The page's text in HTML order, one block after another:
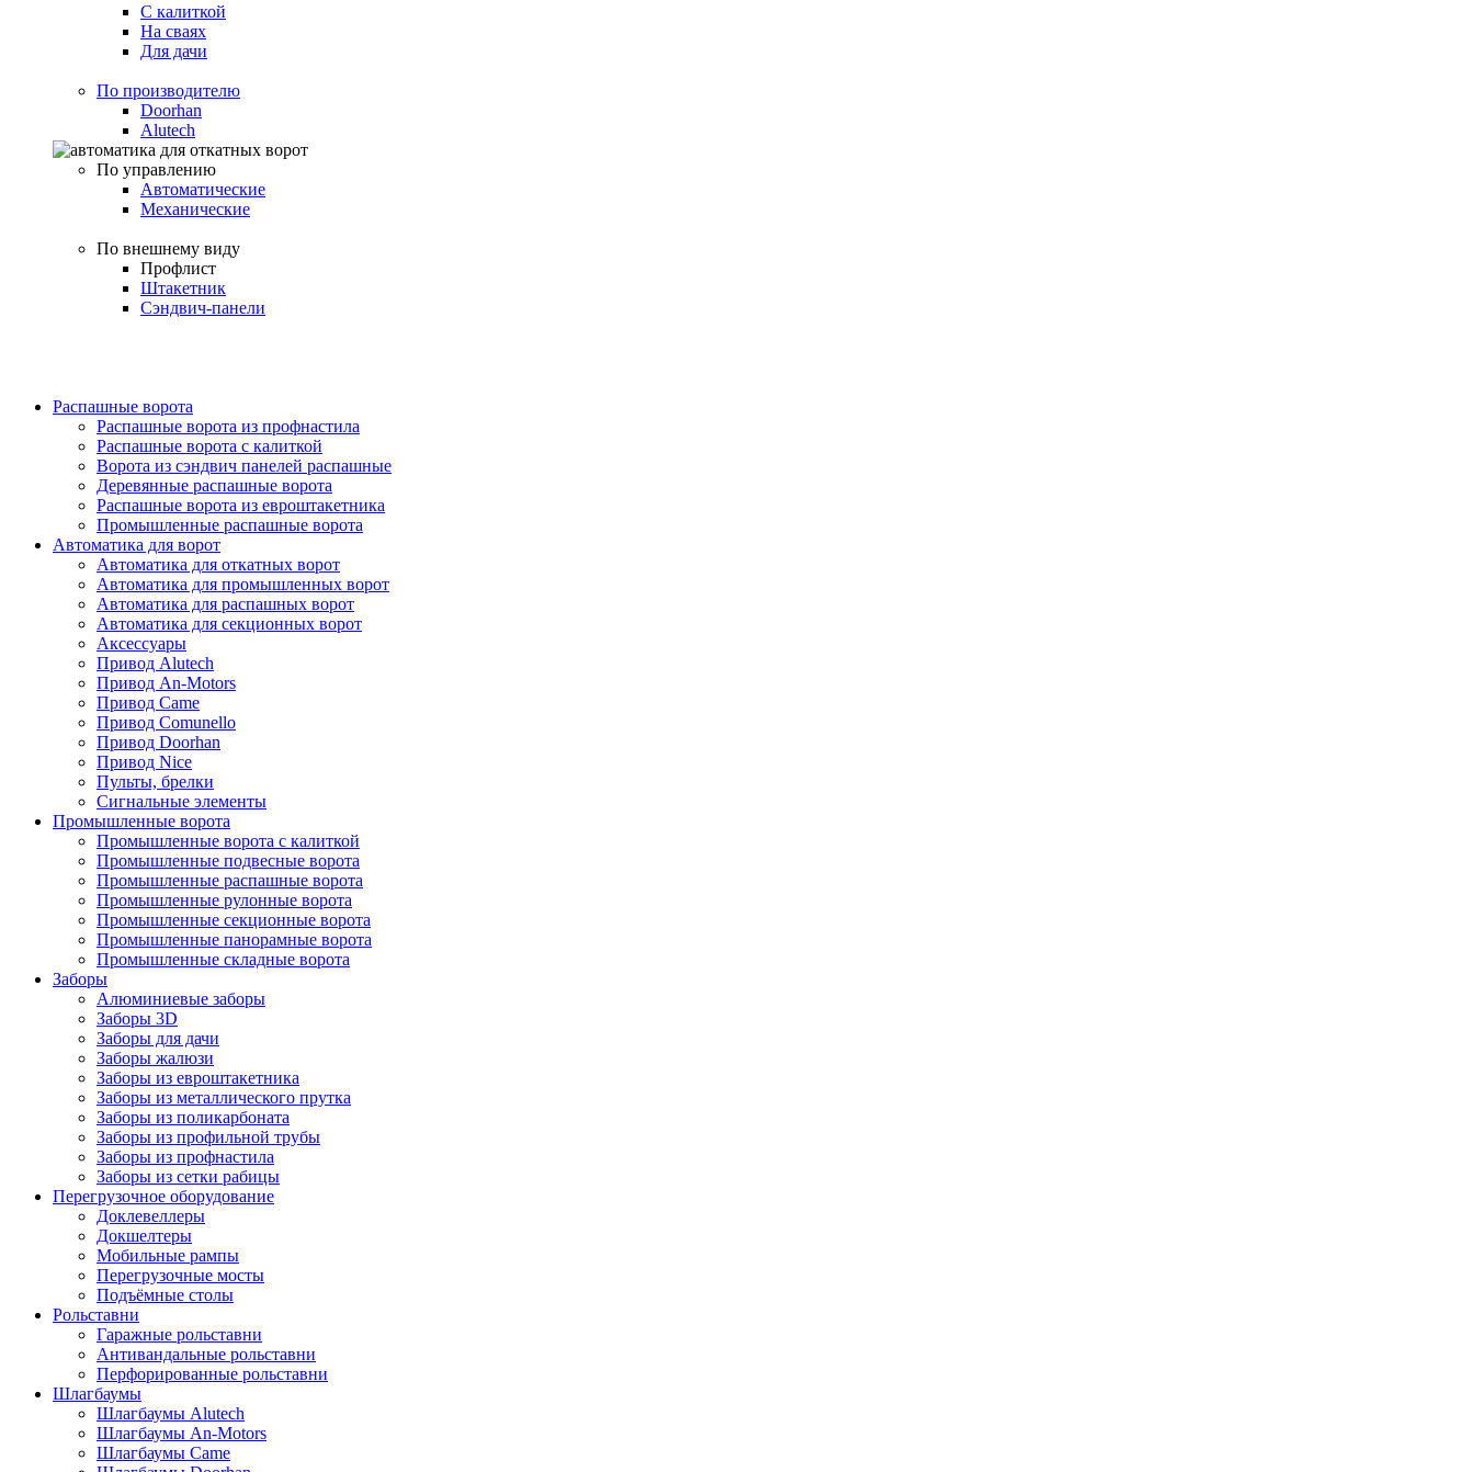
С калиткой
На сваях
Для дачи
По производителю
Doorhan
Alutech
По управлению
Автоматические
Механические
По внешнему виду
Профлист
Штакетник
Сэндвич-панели
Распашные ворота
Распашные ворота из профнастила
Распашные ворота с калиткой
Ворота из сэндвич панелей распашные
Деревянные распашные ворота
Распашные ворота из евроштакетника
Промышленные распашные ворота
Автоматика для ворот
Автоматика для откатных ворот
Автоматика для промышленных ворот
Автоматика для распашных ворот
Автоматика для секционных ворот
Аксессуары
Привод Alutech
Привод An-Motors
Привод Came
Привод Comunello
Привод Doorhan
Привод Nice
Пульты, брелки
Сигнальные элементы
Промышленные ворота
Промышленные ворота с калиткой
Промышленные подвесные ворота
Промышленные распашные ворота
Промышленные рулонные ворота
Промышленные секционные ворота
Промышленные панорамные ворота
Промышленные складные ворота
Заборы
Алюминиевые заборы
Заборы 3D
Заборы для дачи
Заборы жалюзи
Заборы из евроштакетника
Заборы из металлического прутка
Заборы из поликарбоната
Заборы из профильной трубы
Заборы из профнастила
Заборы из сетки рабицы
Перегрузочное оборудование
Доклевеллеры
Докшелтеры
Мобильные рампы
Перегрузочные мосты
Подъёмные столы
Рольставни
Гаражные рольставни
Антивандальные рольставни
Перфорированные рольставни
Шлагбаумы
Шлагбаумы Alutech
Шлагбаумы An-Motors
Шлагбаумы Came